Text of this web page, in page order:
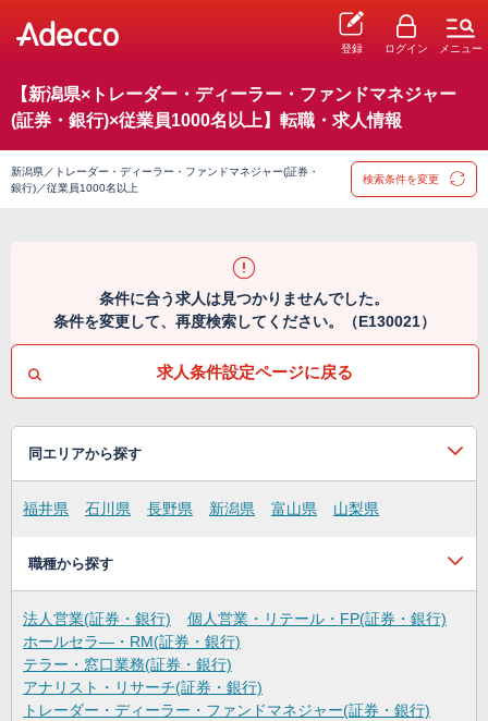
登録 ログイン メニュー
【新潟県×トレーダー・ディーラー・ファンドマネジャー
(証券・銀行)×従業員1000名以上】転職・求人情報
新潟県／トレーダー・ディーラー・ファンドマネジャー(証券・
銀行)／従業員1000名以上
検索条件を変更
条件に合う求人は見つかりませんでした。
条件を変更して、再度検索してください。（E130021）
求人条件設定ページに戻る
同エリアから探す
福井県 石川県 長野県 新潟県 富山県 山梨県
職種から探す
法人営業(証券・銀行)
個人営業・リテール・FP(証券・銀行)
ホールセラ―・RM(証券・銀行)
テラー・窓口業務(証券・銀行)
アナリスト・リサーチ(証券・銀行)
トレーダー・ディーラー・ファンドマネジャー(証券・銀行)